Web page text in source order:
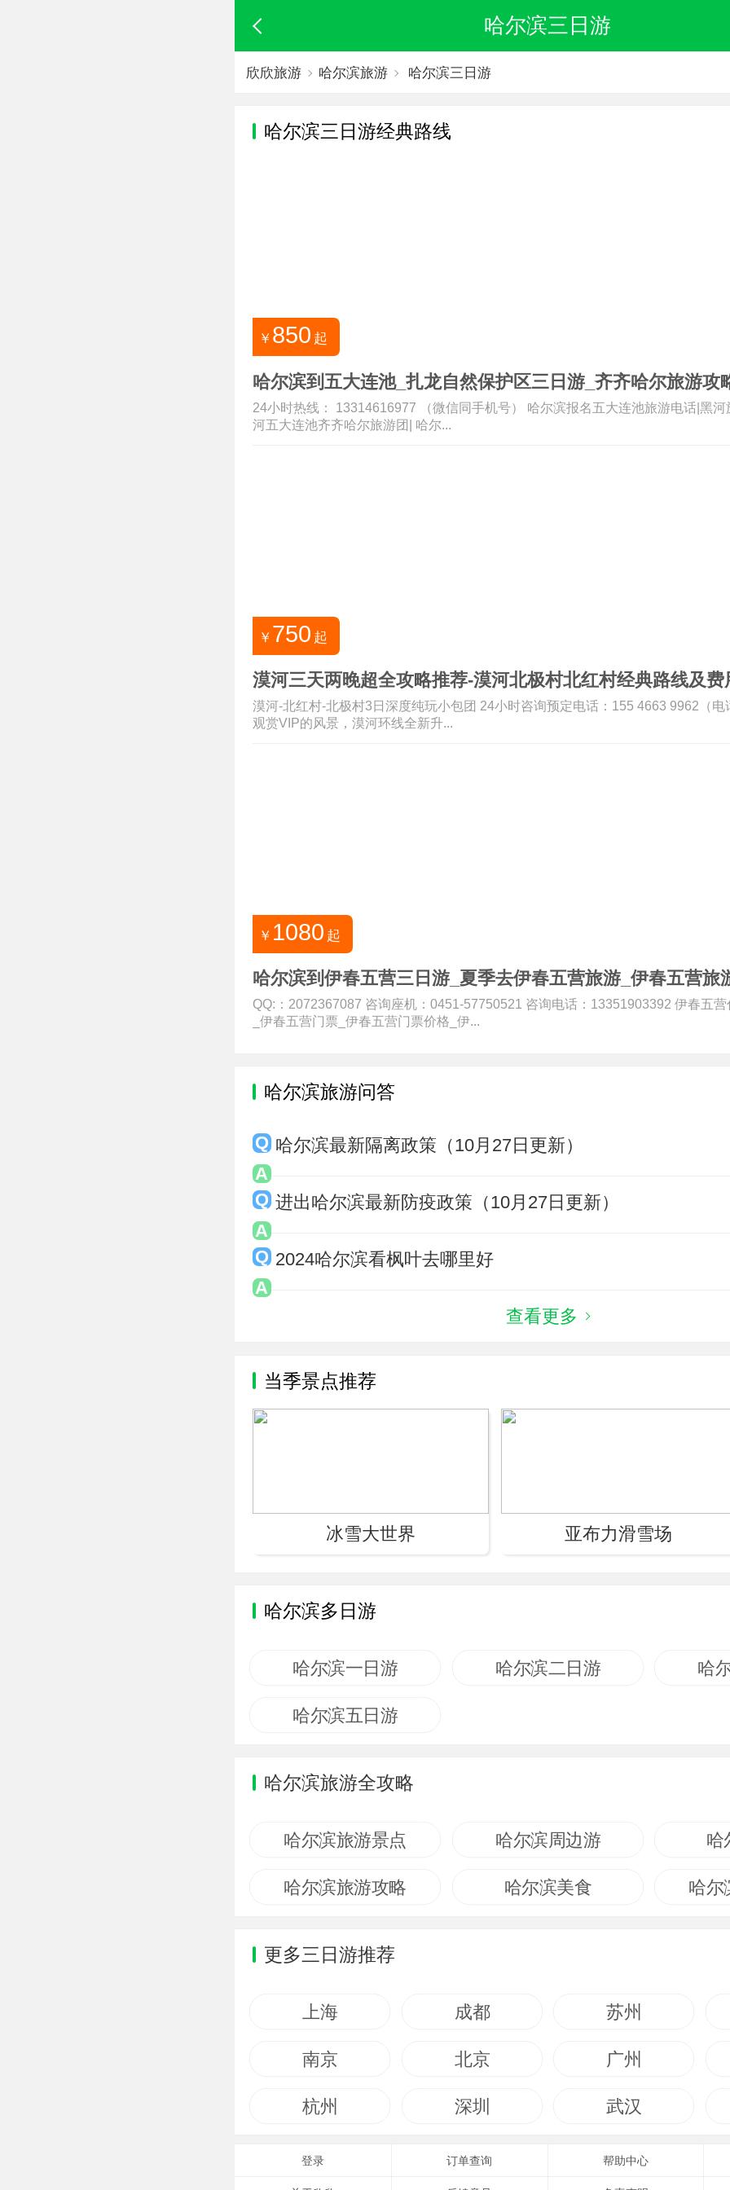
哈尔滨三日游
欣欣旅游 哈尔滨旅游 哈尔滨三日游
哈尔滨三日游经典路线
￥ 850 起
哈尔滨到五大连池_扎龙自然保护区三日游_齐齐哈尔旅游攻
24小时热线： 13314616977 （微信同手机号） 哈尔滨报名五大连池旅游电话|黑
河五大连池齐齐哈尔旅游团| 哈尔...
￥ 750 起
漠河三天两晚超全攻略推荐-漠河北极村北红村经典路线及费
漠河-北红村-北极村3日深度纯玩小包团 24小时咨询预定电话：155 4663 9962（电
观赏VIP的风景，漠河环线全新升...
￥ 1080 起
哈尔滨到伊春五营三日游_夏季去伊春五营旅游_伊春五营旅
QQ:：2072367087 咨询座机：0451-57750521 咨询电话：13351903392 伊春五
_伊春五营门票_伊春五营门票价格_伊...
哈尔滨旅游问答
哈尔滨最新隔离政策（10月27日更新）
进出哈尔滨最新防疫政策（10月27日更新）
2024哈尔滨看枫叶去哪里好
查看更多
当季景点推荐
冰雪大世界 亚布力滑雪场
哈尔滨多日游
哈尔滨一日游 哈尔滨二日游 哈
哈尔滨五日游
哈尔滨旅游全攻略
哈尔滨旅游景点 哈尔滨周边游 哈
哈尔滨旅游攻略 哈尔滨美食 哈尔
更多三日游推荐
上海 成都 苏州
南京 北京 广州
杭州 深圳 武汉
登录 订单查询 帮助中心